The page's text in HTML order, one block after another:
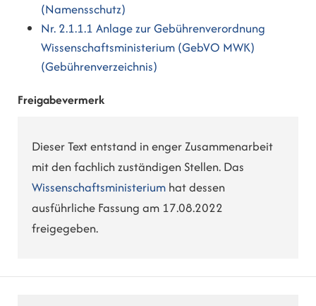
(Namensschutz)
Nr. 2.1.1.1 Anlage zur Gebührenverordnung
Wissenschaftsministerium (GebVO MWK)
(Gebührenverzeichnis)
Freigabevermerk
Dieser Text entstand in enger Zusammenarbeit
mit den fachlich zuständigen Stellen. Das
Wissenschaftsministerium hat dessen
ausführliche Fassung am 17.08.2022
freigegeben.